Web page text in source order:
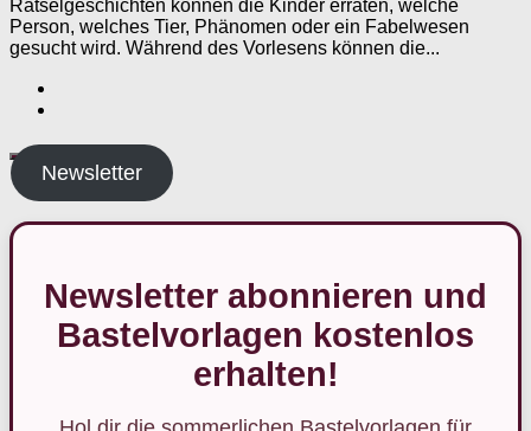
Rätselgeschichten können die Kinder erraten, welche
Person, welches Tier, Phänomen oder ein Fabelwesen
gesucht wird. Während des Vorlesens können die...
Newsletter
Newsletter abonnieren und
Bastelvorlagen kostenlos
erhalten!